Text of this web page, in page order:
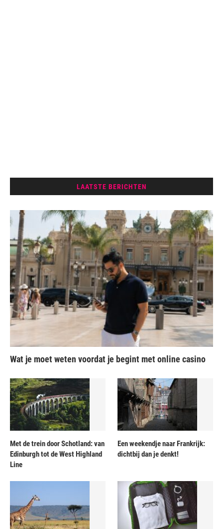
LAATSTE BERICHTEN
Wat je moet weten voordat je begint met online casino
Met de trein door Schotland: van
Edinburgh tot de West Highland
Line
Een weekendje naar Frankrijk:
dichtbij dan je denkt!